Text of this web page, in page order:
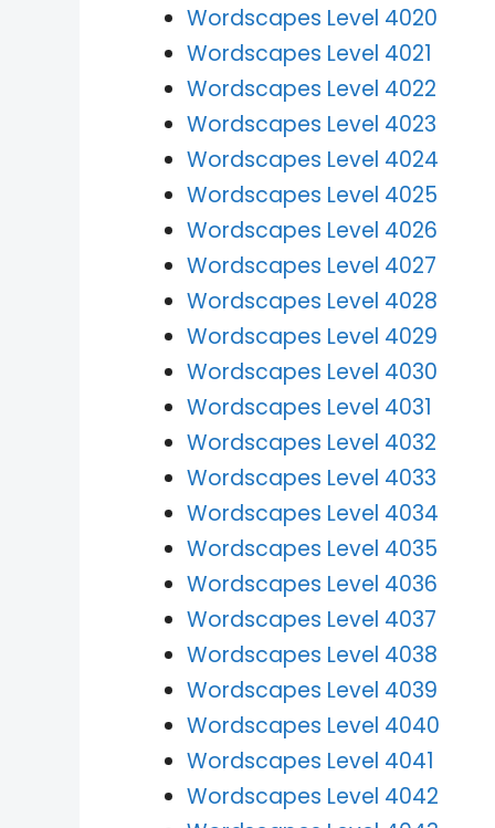
Wordscapes Level 4020
Wordscapes Level 4021
Wordscapes Level 4022
Wordscapes Level 4023
Wordscapes Level 4024
Wordscapes Level 4025
Wordscapes Level 4026
Wordscapes Level 4027
Wordscapes Level 4028
Wordscapes Level 4029
Wordscapes Level 4030
Wordscapes Level 4031
Wordscapes Level 4032
Wordscapes Level 4033
Wordscapes Level 4034
Wordscapes Level 4035
Wordscapes Level 4036
Wordscapes Level 4037
Wordscapes Level 4038
Wordscapes Level 4039
Wordscapes Level 4040
Wordscapes Level 4041
Wordscapes Level 4042